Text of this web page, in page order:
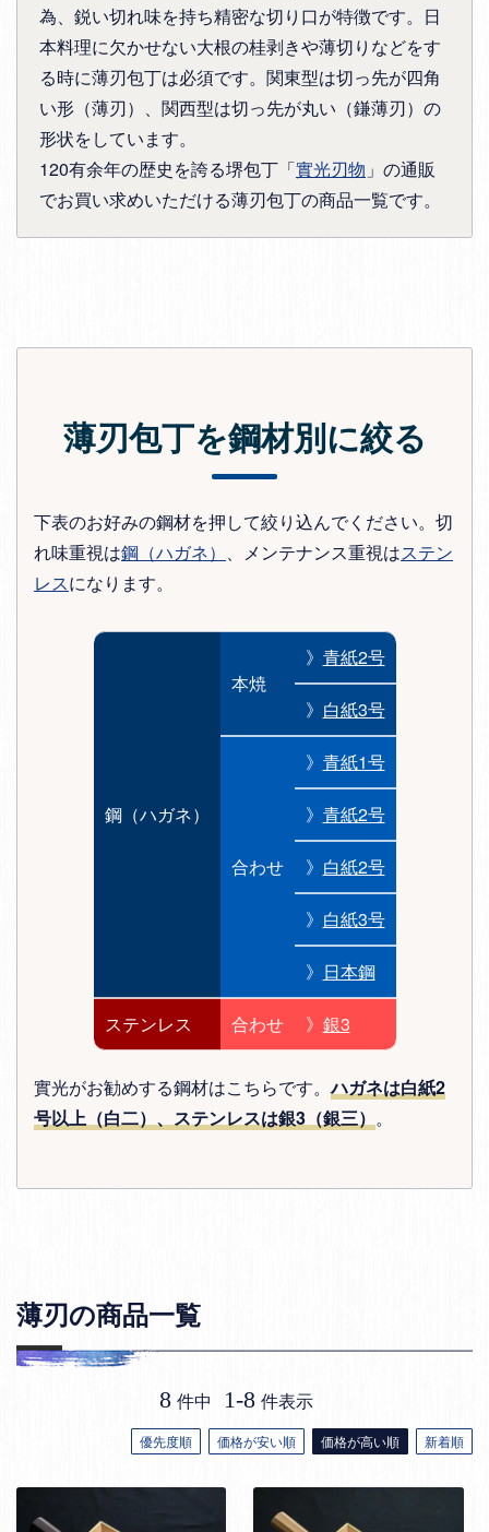
為、鋭い切れ味を持ち精密な切り口が特徴です。日
本料理に欠かせない大根の桂剥きや薄切りなどをす
る時に薄刃包丁は必須です。関東型は切っ先が四角
い形（薄刃）、関西型は切っ先が丸い（鎌薄刃）の
形状をしています。
120有余年の歴史を誇る堺包丁「實光刃物 」の通販
でお買い求めいただける薄刃包丁の商品一覧です。
薄刃包丁を鋼材別に絞る
下表のお好みの鋼材を押して絞り込んでください。切
れ味重視は鋼（ハガネ） 、メンテナンス重視はステン
レスになります。
鋼（ハガネ）
本焼
》 青紙2号
》 白紙3号
合わせ
》 青紙1号
》 青紙2号
》 白紙2号
》 白紙3号
》 日本鋼
ステンレス 合わせ 》 銀3
實光がお勧めする鋼材はこちらです。ハガネは白紙2
号以上（白二）、ステンレスは銀3（銀三） 。
薄刃の商品一覧
優先度順 価格が安い順 価格が高い順 新着順
8 件中 1-8 件表示